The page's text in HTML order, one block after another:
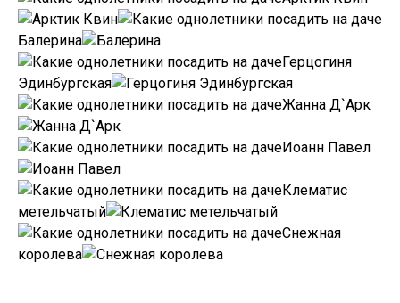
Балерина
Герцогиня
Эдинбургская
Жанна Д`Арк
Иоанн Павел
Клематис
метельчатый
Снежная
королева